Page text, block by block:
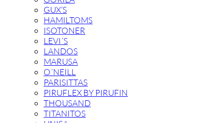
GUX’S
HAMILTOMS
ISOTONER
LEVI´S
LANDOS
MARUSA
O´NEILL
PARISITTAS
PIRUFLEX BY PIRUFIN
THOUSAND
TITANITOS